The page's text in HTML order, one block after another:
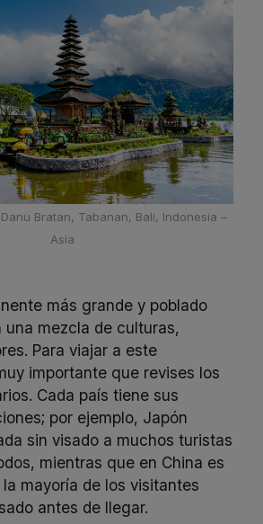
Bratan, Tabanan, Bali, Indonesia –
Asia
más grande y poblado
una mezcla de culturas,
Para viajar a este
importante que revises los
Cada país tiene sus
por ejemplo, Japón
sin visado a muchos turistas
mientras que en China es
mayoría de los visitantes
antes de llegar.